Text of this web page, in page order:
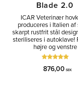
Blade 2.0
ICAR Veterinær
produceres i Italien af
skarpt rustfrit stål
steriliseres i autoklave!
højre og venstre
876,00 SEK